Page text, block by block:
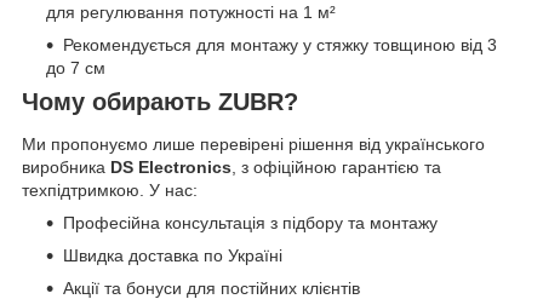
для регулювання потужності на 1 м²
Рекомендується для монтажу у стяжку товщиною від 3
до 7 см
Чому обирають ZUBR?
Ми пропонуємо лише перевірені рішення від українського
виробника DS Electronics, з офіційною гарантією та
техпідтримкою. У нас:
Професійна консультація з підбору та монтажу
Швидка доставка по Україні
Акції та бонуси для постійних клієнтів